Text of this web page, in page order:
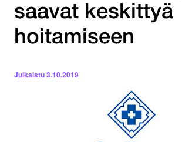
saavat keskittyä
hoitamiseen
Julkaistu3.10.2019